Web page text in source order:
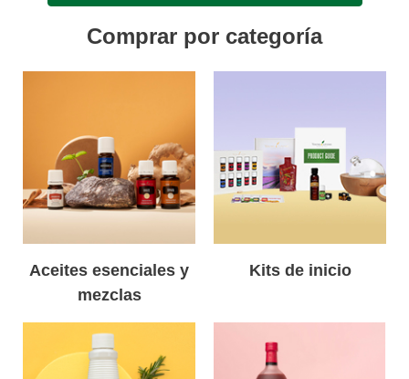
Comprar por categoría
Aceites esenciales y
mezclas
Kits de inicio